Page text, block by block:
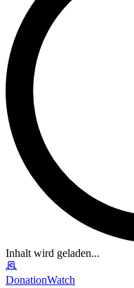
Inhalt wird geladen...
DonationWatch